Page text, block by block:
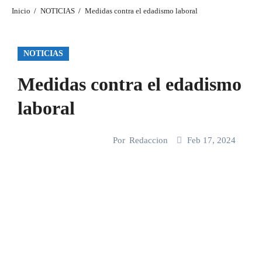
Inicio NOTICIAS Medidas contra el edadismo laboral
NOTICIAS
Medidas contra el edadismo
laboral
Por Redaccion Feb 17, 2024